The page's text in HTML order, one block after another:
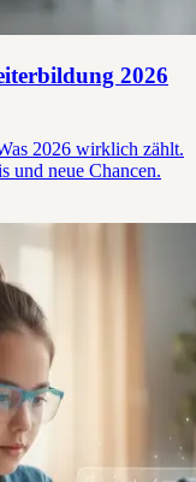
2026
2026 wirklich zählt.
und neue Chancen.